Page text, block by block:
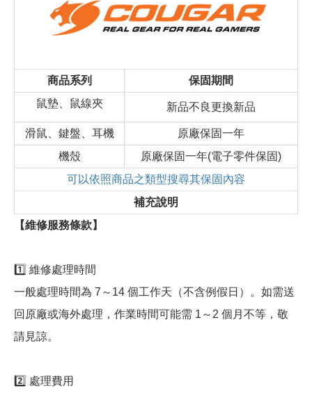
商品系列
保固期間
鼠墊、鼠線夾
新品不良更換新品
滑鼠、鍵盤、耳機
原廠保固一年
機殼
原廠保固一年(電子零件保固)
可以依照商品之類型搜尋其保固內容
補充說明
【維修服務條款】
1️⃣ 維修處理時間
一般處理時間為 7～14 個工作天（不含例假日）。如需送
回原廠或海外處理，作業時間可能需 1～2 個月不等，敬
請見諒。
2️⃣ 處理費用